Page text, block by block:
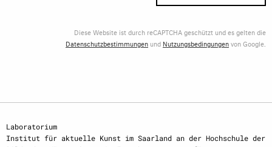
Diese Website ist durch reCAPTCHA geschützt und es gelten die
Datenschutzbestimmungen und Nutzungsbedingungenvon Google.
Laboratorium
Institut für aktuelle Kunst im Saarland an der Hochschule der